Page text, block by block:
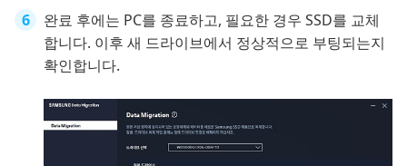
완료 후에는 PC를 종료하고, 필요한 경우 SSD를 교체
합니다. 이후 새 드라이브에서 정상적으로 부팅되는지
확인합니다.